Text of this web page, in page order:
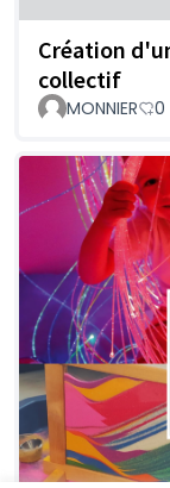
Création
collectif
MONNIER 0